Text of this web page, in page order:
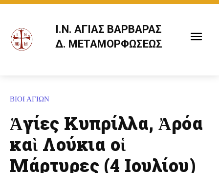
Ι.Ν. ΑΓΙΑΣ ΒΑΡΒΑΡΑΣ
Δ. ΜΕΤΑΜΟΡΦΩΣΕΩΣ
ΒΙΟΙ ΑΓΙΩΝ
Ἁγίες Κυπρίλλα, Ἀρόα
καὶ Λούκια οἱ
Μάρτυρες (4 Ιουλίου)